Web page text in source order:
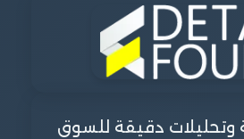
دقيقة للسوق